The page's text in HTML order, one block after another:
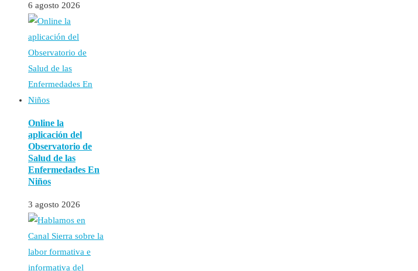
6 agosto 2026
Online la
aplicación del
Observatorio de
Salud de las
Enfermedades En
Niños
3 agosto 2026